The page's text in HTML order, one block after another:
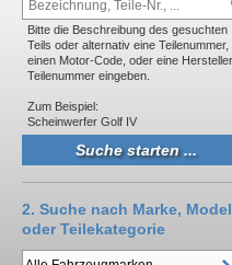
Bitte die Beschreibung des gesuchten
Teils oder alternativ eine Teilenummer,
einen Motor-Code, oder eine
Teilenummer eingeben.
Zum Beispiel:
Scheinwerfer Golf IV
2. Suche nach Marke,
oder Teilekategorie